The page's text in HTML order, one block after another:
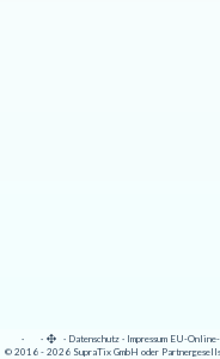
· · · Datenschutz · Impressum EU-
© 2016 - 2026 SupraTix GmbH oder